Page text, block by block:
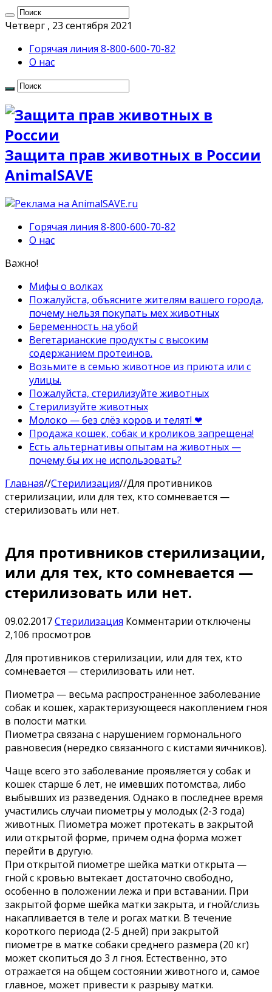
Четверг , 23 сентября 2021
Горячая линия 8-800-600-70-82
О нас
Защита прав животных в России
AnimalSAVE
Горячая линия 8-800-600-70-82
О нас
Важно!
Мифы о волках
Пожалуйста, объясните жителям вашего города,
почему нельзя покупать мех животных
Беременность на убой
Вегетарианские продукты с высоким
содержанием протеинов.
Возьмите в семью животное из приюта или с
улицы.
Пожалуйста, стерилизуйте животных
Стерилизуйте животных
Молоко — без слёз коров и телят! ❤
Продажа кошек, собак и кроликов запрещена!
Есть альтернативы опытам на животных —
почему бы их не использовать?
Главная//Стерилизация//Для противников
стерилизации, или для тех, кто сомневается —
стерилизовать или нет.
Для противников стерилизации,
или для тех, кто сомневается —
стерилизовать или нет.
09.02.2017Стерилизация Комментарии к
противников
или
для
тех,
сомневается
—
стерилизовать
или
нет.
отключены
2,106 просмотров
Для противников стерилизации, или для тех, кто
сомневается — стерилизовать или нет.
Пиометра — весьма распространенное заболевание
собак и кошек, характеризующееся накоплением гноя
в полости матки.
Пиометра связана с нарушением гормонального
равновесия (нередко связанного с кистами яичников).
Чаще всего это заболевание проявляется у собак и
кошек старше 6 лет, не имевших потомства, либо
выбывших из разведения. Однако в последнее время
участились случаи пиометры у молодых (2-3 года)
животных. Пиометра может протекать в закрытой
или открытой форме, причем одна форма может
перейти в другую.
При открытой пиометре шейка матки открыта —
гной с кровью вытекает достаточно свободно,
особенно в положении лежа и при вставании. При
закрытой форме шейка матки закрыта, и гной/слизь
накапливается в теле и рогах матки. В течение
короткого периода (2-5 дней) при закрытой
пиометре в матке собаки среднего размера (20 кг)
может скопиться до 3 л гноя. Естественно, это
отражается на общем состоянии животного и, самое
главное, может привести к разрыву матки.